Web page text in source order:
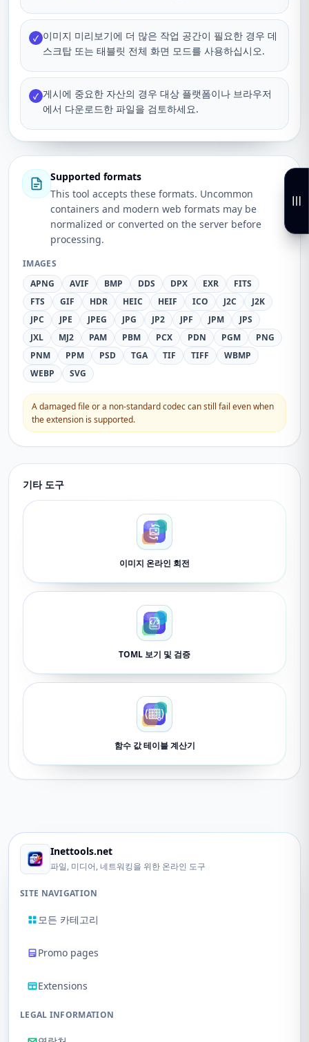
✓ 이미지 미리보기에 더 많은 작업 공간이 필요한 경우 데
스크탑 또는 태블릿 전체 화면 모드를 사용하십시오.
✓ 게시에 중요한 자산의 경우 대상 플랫폼이나 브라우저
에서 다운로드한 파일을 검토하세요.
Supported formats
This tool accepts these formats. Uncommon
containers and modern web formats may be
normalized or converted on the server before
processing.
IMAGES
APNG
AVIF BMP DDS DPX EXR
FITS
FTS
GIF HDR HEIC HEIF ICO J2C
J2K
JPC
JPE JPEG JPG JP2 JPF JPM
JPS
JXL
MJ2 PAM PBM PCX PDN PGM
PNG
PNM
PPM PSD TGA TIF TIFF
WBMP
WEBP
SVG
A damaged file or a non-standard codec can still fail even when
the extension is supported.
기타 도구
이미지 온라인 회전
TOML 보기 및 검증
함수 값 테이블 계산기
Inettools.net
파일, 미디어, 네트워킹을 위한 온라인 도구
SITE NAVIGATION
모든 카테고리
Promo pages
Extensions
LEGAL INFORMATION